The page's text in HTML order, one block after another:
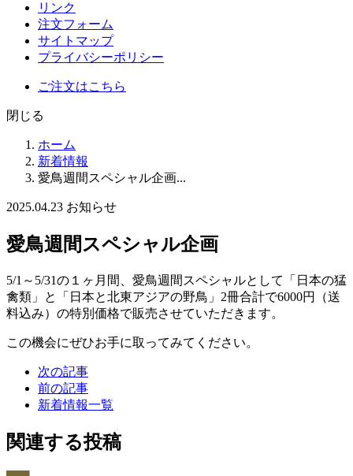
リンク
注文フォーム
サイトマップ
プライバシーポリシー
ご注文はこちら
閉じる
ホーム
新着情報
愛鳥週間スペシャル企画...
2025.04.23 お知らせ
愛鳥週間スペシャル企画
5/1～5/31の１ヶ月間、愛鳥週間スペシャルとして「日本の猛
禽類」と「日本と北東アジアの野鳥」2冊合計で6000円（送
料込み）の特別価格で販売させていただきます。
この機会にぜひお手に取ってみてください。
次の記事
前の記事
新着情報一覧
関連する投稿